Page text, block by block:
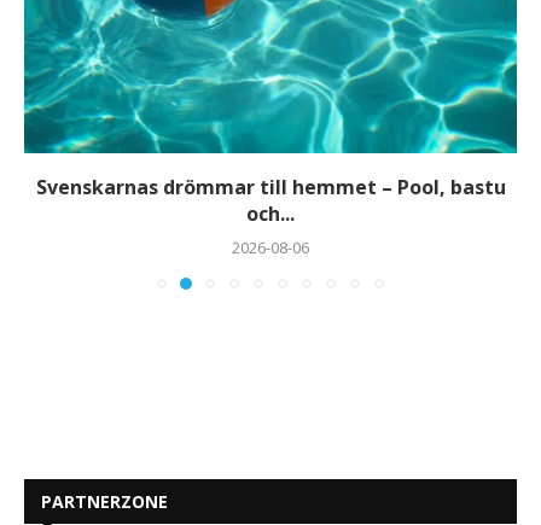
Svenskarnas drömmar till hemmet – Pool, bastu
och...
2026-08-06
PARTNERZONE